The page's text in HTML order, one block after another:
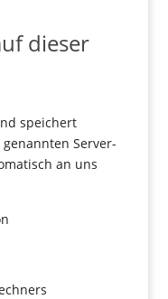
dieser
speichert
Server-
an uns